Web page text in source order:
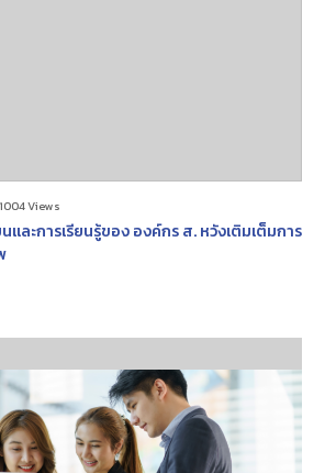
1004 Views
และการเรียนรู้ของ องค์กร ส. หวังเติมเต็มการ